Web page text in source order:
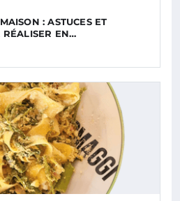
: ASTUCES ET
RÉALISER EN…